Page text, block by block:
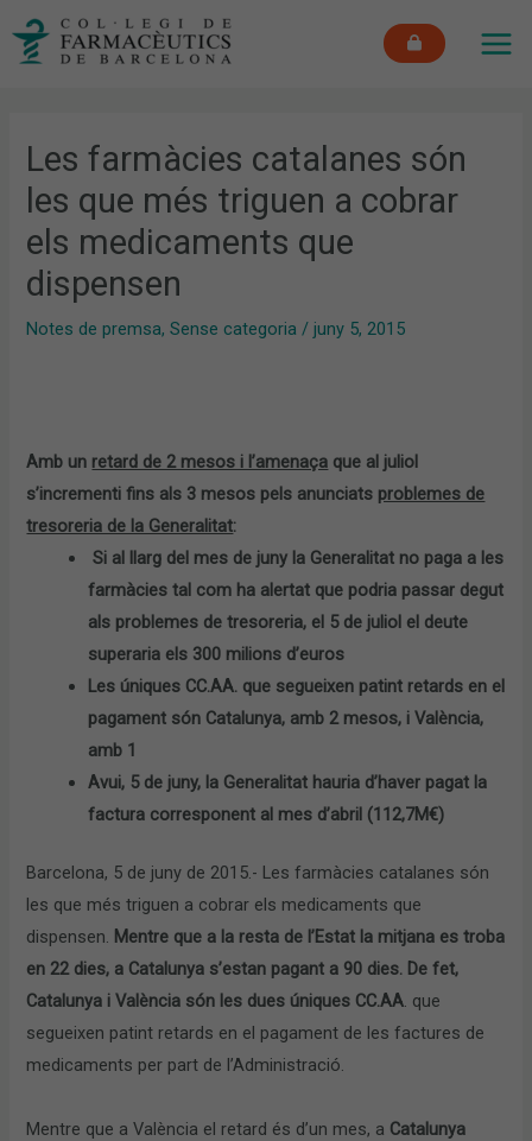
Les farmàcies catalanes són
les que més triguen a cobrar
els medicaments que
dispensen
Notes de premsa,Sense categoria /juny 5, 2015
Amb un retard de 2 mesos i l’amenaça que al juliol
s’incrementi fins als 3 mesos pels anunciats problemes de
tresoreria de la Generalitat:
Si al llarg del mes de juny la Generalitat no paga a les
farmàcies tal com ha alertat que podria passar degut
als problemes de tresoreria, el 5 de juliol el deute
superaria els 300 milions d’euros
Les úniques CC.AA. que segueixen patint retards en el
pagament són Catalunya, amb 2 mesos, i València,
amb 1
Avui, 5 de juny, la Generalitat hauria d’haver pagat la
factura corresponent al mes d’abril (112,7M€)
Barcelona, 5 de juny de 2015.- Les farmàcies catalanes són
les que més triguen a cobrar els medicaments que
dispensen. Mentre que a la resta de l’Estat la mitjana es troba
en 22 dies, a Catalunya s’estan pagant a 90 dies. De fet,
Catalunya i València són les dues úniques CC.AA. que
segueixen patint retards en el pagament de les factures de
medicaments per part de l’Administració.
Mentre que a València el retard és d’un mes, a Catalunya